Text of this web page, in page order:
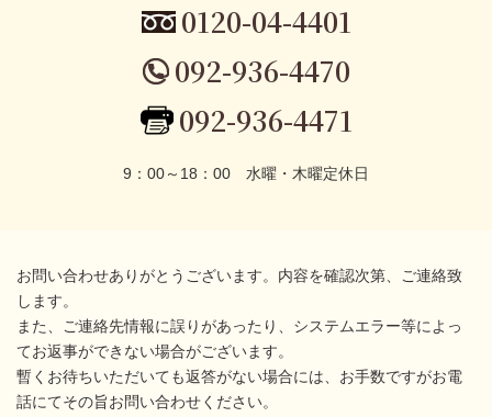
0120-04-4401
092-936-4470
092-936-4471
9：00～18：00 水曜・木曜定休日
お問い合わせありがとうございます。内容を確認次第、ご連絡致
します。
また、ご連絡先情報に誤りがあったり、システムエラー等によっ
てお返事ができない場合がございます。
暫くお待ちいただいても返答がない場合には、お手数ですがお電
話にてその旨お問い合わせください。